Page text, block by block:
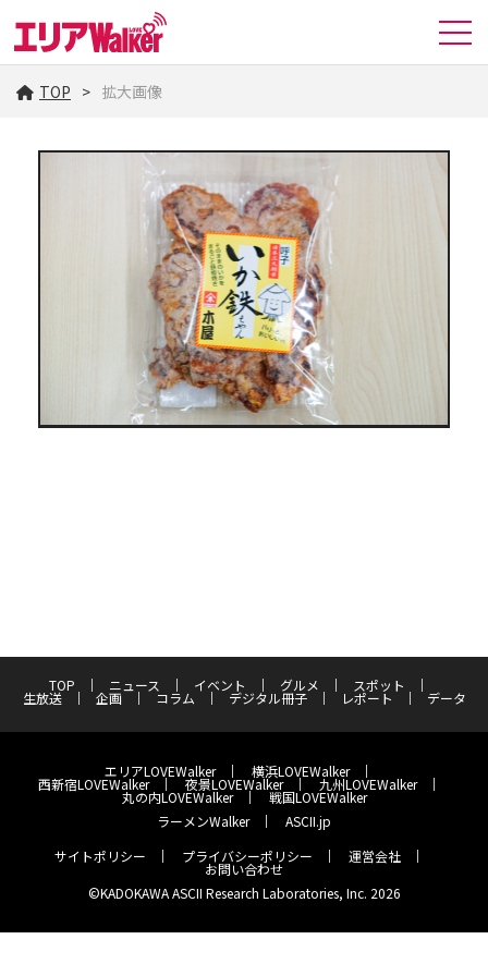
TOP 拡大画像
TOP ニュース イベント グルメ スポット
生放送 企画 コラム デジタル冊子 レポート データ
エリアLOVEWalker 横浜LOVEWalker
西新宿LOVEWalker 夜景LOVEWalker 九州LOVEWalker
丸の内LOVEWalker
戦国LOVEWalker
ラーメンWalker
ASCII.jp
サイトポリシー
プライバシーポリシー 運営会社
お問い合わせ
©KADOKAWA ASCII Research Laboratories, Inc. 2026